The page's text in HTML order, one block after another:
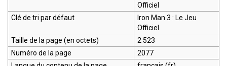
Officiel
Clé de tri par défaut
Iron Man 3 : Le Jeu
Officiel
Taille de la page (en octets)
2 523
Numéro de la page
2077